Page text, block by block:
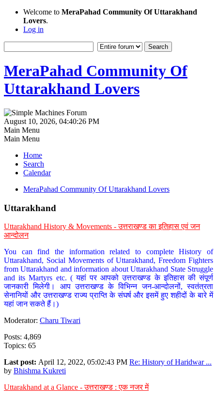
Welcome to MeraPahad Community Of Uttarakhand
Lovers.
Log in
MeraPahad Community Of
Uttarakhand Lovers
August 10, 2026, 04:40:26 PM
Main Menu
Main Menu
Home
Search
Calendar
MeraPahad Community Of Uttarakhand Lovers
Uttarakhand
Uttarakhand History & Movements - उत्तराखण्ड का इतिहास एवं जन
आन्दोलन
You can find the information related to complete History of
Uttarakhand, Social Movements of Uttarakhand, Freedom Fighters
from Uttarakhand and information about Uttarakhand State Struggle
and its Martyrs etc. ( यहां पर आपको उत्तराखण्ड के इतिहास की संपूर्ण
जानकारी मिलेगी। आप उत्तराखण्ड के विभिन्न जन-आन्दोलनों, स्वतंत्रता
सेनानियों और उत्तराखण्ड राज्य प्राप्ति के संघर्ष और इसमें हुए शहीदों के बारे में
यहां जान सकते हैं।)
Moderator: Charu Tiwari
Posts: 4,869
Topics: 65
Last post: April 12, 2022, 05:02:43 PM Re: History of Haridwar ...
by Bhishma Kukreti
Uttarakhand at a Glance - उत्तराखण्ड : एक नजर में